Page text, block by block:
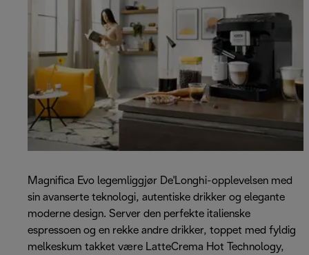
Magnifica Evo legemliggjør De'Longhi-opplevelsen med
sin avanserte teknologi, autentiske drikker og elegante
moderne design. Server den perfekte italienske
espressoen og en rekke andre drikker, toppet med fyldig
melkeskum takket være LatteCrema Hot Technology,